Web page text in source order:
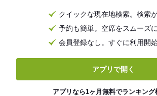
クイックな現在地検索。検索
予約も簡単。空席をスムーズ
会員登録なし。すぐに利用開
アプリで開く
アプリなら1ヶ月無料でランキング